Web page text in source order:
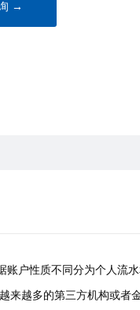
→
户性质不同分为个人流
来越多的第三方机构或者